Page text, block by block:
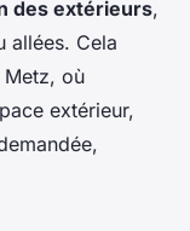
des extérieurs,
allées. Cela
Metz, où
extérieur,